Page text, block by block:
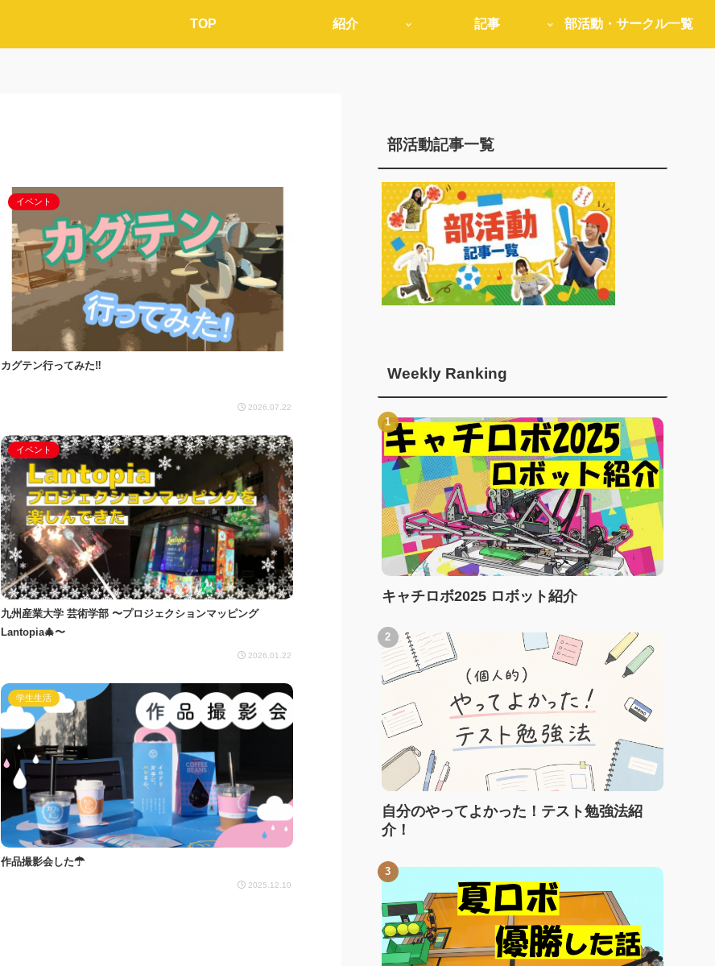
TOP 紹介 記事 部活動・サークル一覧
イベント
カグテン行ってみた‼︎
2026.07.22
イベント
九州産業大学 芸術学部 〜プロジェクションマッピング
Lantopia🎄〜
2026.01.22
学生生活
作品撮影会した☂︎
2025.12.10
部活動記事一覧
Weekly Ranking
キャチロボ2025 ロボット紹介
自分のやってよかった！テスト勉強法紹
介！